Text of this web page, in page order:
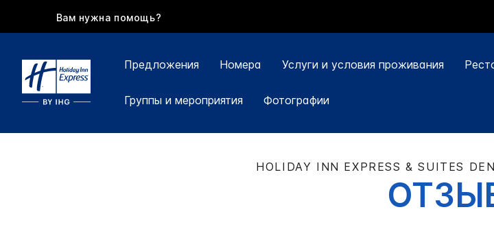
Вам нужна помощь?
Предложения Номера Услуги и условия проживания
Группы и мероприятия Фотографии
HOLIDAY INN EXPRESS & SUITES